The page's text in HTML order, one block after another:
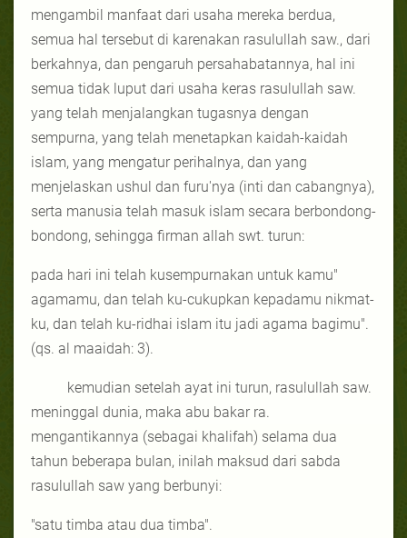
mengambil manfaat dari usaha mereka berdua,
semua hal tersebut di karenakan rasulullah saw., dari
berkahnya, dan pengaruh persahabatannya, hal ini
semua tidak luput dari usaha keras rasulullah saw.
yang telah menjalangkan tugasnya dengan
sempurna, yang telah menetapkan kaidah-kaidah
islam, yang mengatur perihalnya, dan yang
menjelaskan ushul dan furu'nya (inti dan cabangnya),
serta manusia telah masuk islam secara berbondong-
bondong, sehingga firman allah swt. turun:
"
pada hari ini telah kusempurnakan untuk kamu
agamamu, dan telah ku-cukupkan kepadamu nikmat-
ku, dan telah ku-ridhai islam itu jadi agama bagimu".
(qs. al maaidah: 3).
kemudian setelah ayat ini turun, rasulullah saw.
meninggal dunia, maka abu bakar ra.
mengantikannya (sebagai khalifah) selama dua
tahun beberapa bulan, inilah maksud dari sabda
rasulullah saw yang berbunyi:
"satu timba atau dua timba".